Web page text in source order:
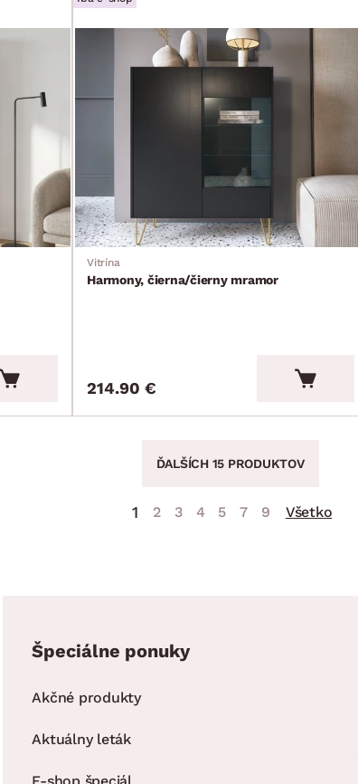
Vitrína
Harmony, čierna/čierny mramor
214.90 €
ĎALŠÍCH 15 PRODUKTOV
1 2 3 4 5 7 9 Všetko
Špeciálne ponuky
Akčné produkty
Aktuálny leták